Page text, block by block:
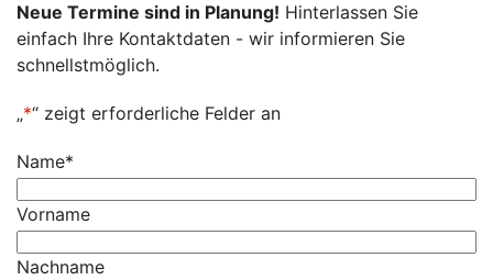
Neue Termine sind in Planung! Hinterlassen Sie
einfach Ihre Kontaktdaten - wir informieren Sie
schnellstmöglich.
„*“ zeigt erforderliche Felder an
Name*
Vorname
Nachname